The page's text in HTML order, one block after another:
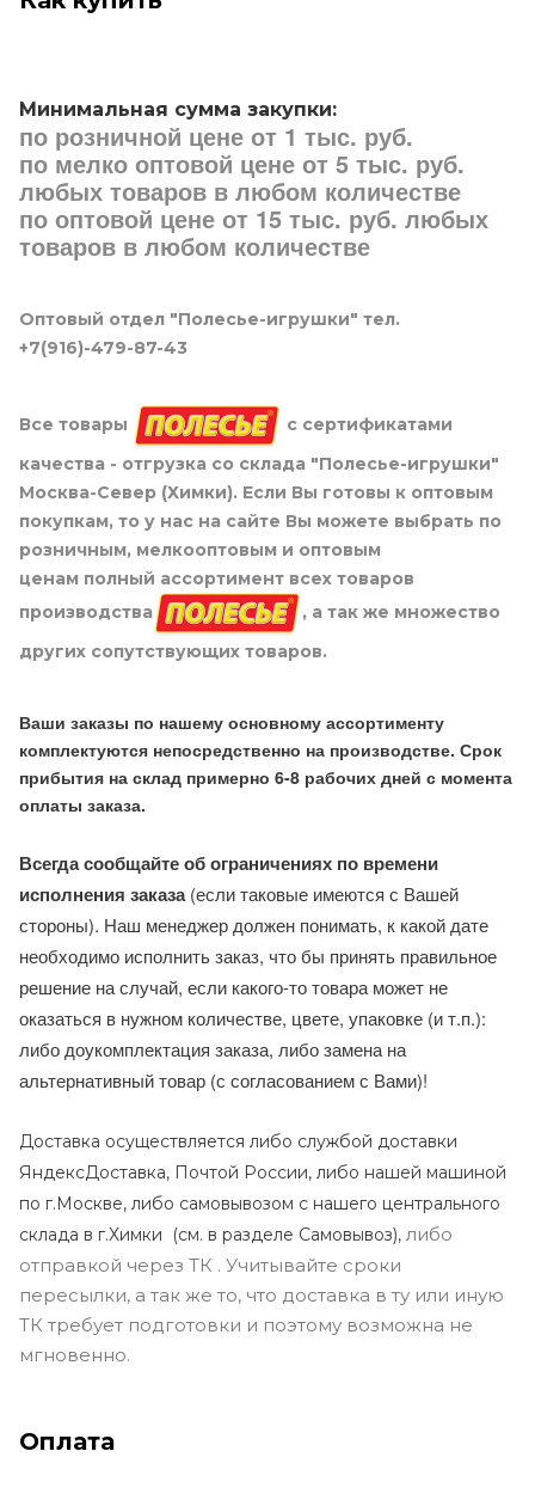
Минимальная сумма закупки:
по розничной цене от 1 тыс. руб.
по мелко оптовой цене от 5 тыс. руб.
любых товаров в любом количестве
по оптовой цене от 15 тыс. руб. любых
товаров в любом количестве
Оптовый отдел "Полесье-игрушки" тел.
+7(916)-479-87-43
Все товары
с сертификатами
качества - отгрузка со склада "Полесье-игрушки"
Москва-Север (Химки). Если Вы готовы к оптовым
покупкам, то у нас на сайте Вы можете выбрать по
розничным, мелкооптовым и оптовым
ценам полный ассортимент всех товаров
производства
, а так же множество
других сопутствующих товаров.
Ваши заказы по нашему основному ассортименту
комплектуются непосредственно на производстве. Срок
прибытия на склад примерно 6-8 рабочих дней с момента
оплаты заказа.
Всегда сообщайте об ограничениях по времени
исполнения заказа(если таковые имеются с Вашей
стороны). Наш менеджер должен понимать, к какой дате
необходимо исполнить заказ, что бы принять правильное
решение на случай, если какого-то товара может не
оказаться в нужном количестве, цвете, упаковке (и т.п.):
либо доукомплектация заказа, либо замена на
альтернативный товар (с согласованием с Вами)!
Доставка осуществляется либо службой доставки
ЯндексДоставка, Почтой России, либо нашей машиной
по г.Москве, либо самовывозом с нашего центрального
склада в г.Химки (см. в разделе Самовывоз), либо
отправкой через ТК . Учитывайте сроки
пересылки, а так же то, что доставка в ту или иную
ТК требует подготовки и поэтому возможна не
мгновенно.
Оплата